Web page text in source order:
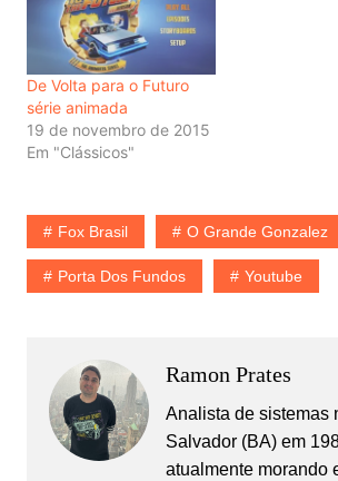
De Volta para o Futuro
série animada
19 de novembro de 2015
Em "Clássicos"
Fox Brasil O Grande Gonzalez
Porta Dos Fundos Youtube
Ramon Prates
Analista de sistemas
Salvador (BA) em
atualmente morando